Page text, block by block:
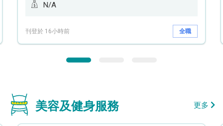
N/A
刊登於 16小時前 全職
美容及健身服務 更多